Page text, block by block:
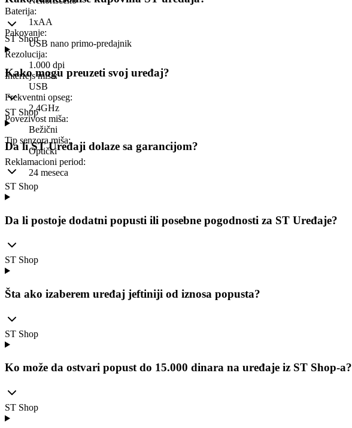
Baterija:
1xAA
Pakovanje:
USB nano primo-predajnik
Rezolucija:
1.000 dpi
Interfejs miša:
USB
Frekventni opseg:
2.4GHz
Povezivost miša:
Bežični
Tip senzora miša:
Optički
Reklamacioni period:
24 meseca
ST Shop
Kako mogu preuzeti svoj uređaj?
ST Shop
Da li ST Uređaji dolaze sa garancijom?
ST Shop
Da li postoje dodatni popusti ili posebne pogodnosti za ST Uređaje?
ST Shop
Šta ako izaberem uređaj jeftiniji od iznosa popusta?
ST Shop
Ko može da ostvari popust do 15.000 dinara na uređaje iz ST Shop-a?
ST Shop